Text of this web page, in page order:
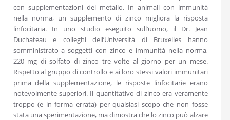
con supplementazioni del metallo. In animali con immunità
nella norma, un supplemento di zinco migliora la risposta
linfocitaria. In uno studio eseguito sull’uomo, il Dr. Jean
Duchateau e colleghi dell’Università di Bruxelles hanno
somministrato a soggetti con zinco e immunità nella norma,
220 mg di solfato di zinco tre volte al giorno per un mese.
Rispetto al gruppo di controllo e ai loro stessi valori immunitari
prima della supplementazione, le risposte linfocitarie erano
notevolmente superiori. Il quantitativo di zinco era veramente
troppo (e in forma errata) per qualsiasi scopo che non fosse
stata una sperimentazione, ma dimostra che lo zinco può alzare